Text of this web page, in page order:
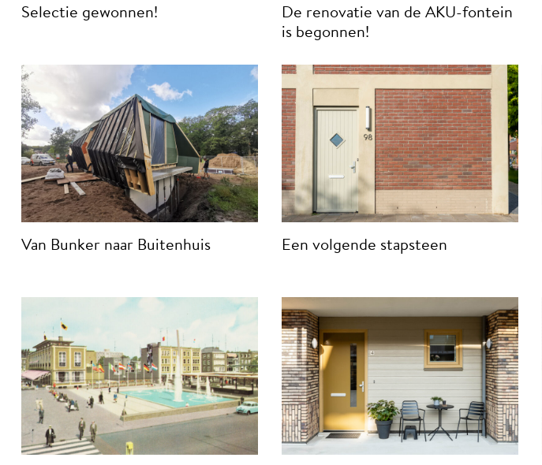
Selectie gewonnen!
De renovatie van de AKU-fontein
is begonnen!
Van Bunker naar Buitenhuis Een volgende stapsteen